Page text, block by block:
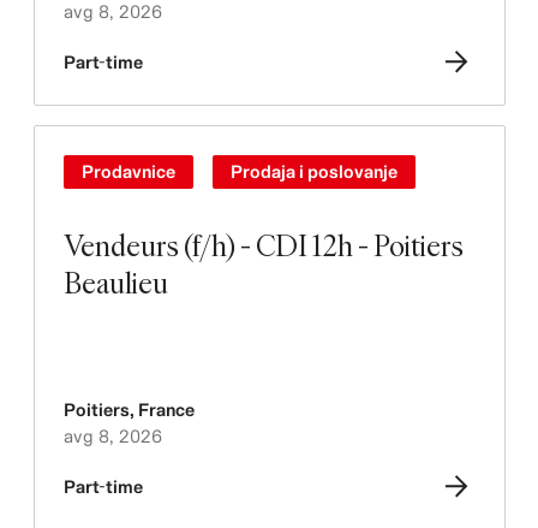
avg 8, 2026
Part-time
Vendeurs (f/h) - CDI 12h - Poitiers
Beaulieu
Prodavnice Prodaja i poslovanje
Poitiers, France
avg 8, 2026
Part-time